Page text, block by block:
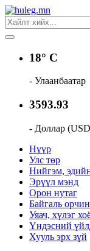
18° C
- Улаанбаатар
3593.93
- Доллар
Нүүр
Улс төр
Нийгэм,
Эрүүл мэнд
Орон нутаг
Байгаль орчин
Уяач, хүлэг
Үндэсний
Хууль эрх зүй